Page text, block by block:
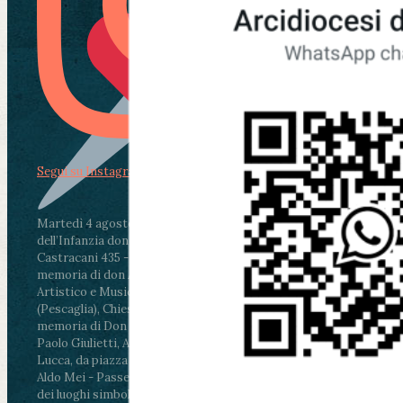
Martedì 4 agosto2026
ore 11:30 - Lucca, Scuola
dell’Infanzia don Aldo Mei - Viale Castruccio
Castracani 435 - Inaugurazione murales in
memoria di don Aldo Mei curato dal Liceo
Artistico e Musicale “Passaglia”
ore 18 - Fiano
(Pescaglia), Chiesa parrocchiale - Messa in
memoria di Don Aldo Mei celebrata da mons.
Paolo Giulietti, Arcivescovo di Lucca
ore 20.30 -
Lucca, da piazza San Michele al Cippo di don
Aldo Mei - Passeggiata della Memoria in alcuni
dei luoghi simbolo della città. Ritrovo alle ore
Segui su Instagram